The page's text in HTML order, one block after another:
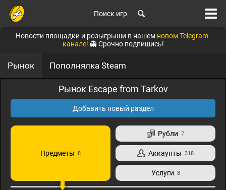
Поиск игр
Новости площадки и розыгрыши в нашем новом Telegram-
канале! 👻 Срочно подпишись!
Рынок Пополнялка Steam
Рынок Escape from Tarkov
Добавить новый раздел
Предметы 8
Рубли 7
Аккаунты 318
Услуги 8